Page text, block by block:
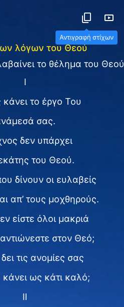
Αντιγραφή στίχων
λόγων του Θεού
το θέλημα του Θεού
Ⅰ
το έργο Του
σας.
δεν υπάρχει
του Θεού.
δίνουν οι ευλαβείς
απ’ τους μοχθηρούς.
είστε όλοι μακριά
στον Θεό;
τις ανομίες σας
κάνει ως κάτι καλό;
Ⅱ